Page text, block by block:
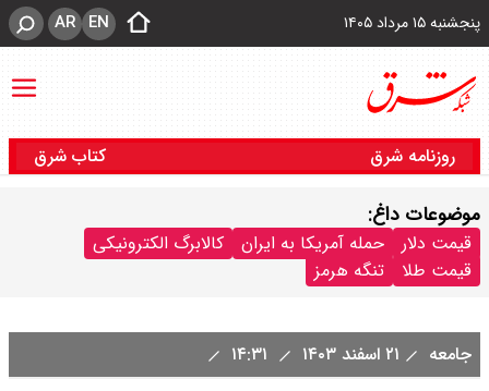
پنجشنبه ۱۵ مرداد ۱۴۰۵ EN
AR
روزنامه شرق کتاب شرق
موضوعات داغ:
قیمت دلار حمله آمریکا به ایران
کالابرگ الکترونیکی
قیمت طلا
تنگه هرمز
جامعه ۲۱ اسفند ۱۴۰۳